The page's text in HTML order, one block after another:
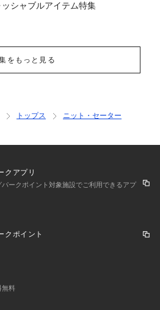
シャブルアイテム特集
をもっと見る
トップス
ニット・セーター
クアプリ
ークポイント対象施設でご利用できるアプ
クポイント
無料